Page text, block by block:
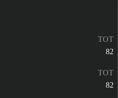
TOT
82
TOT
82